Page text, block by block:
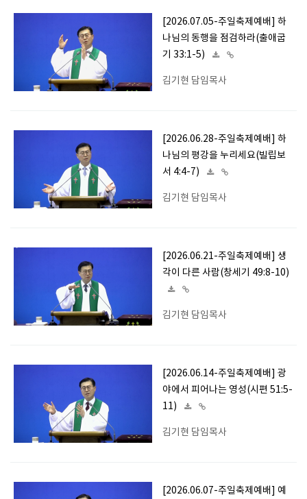
[2026.07.05-주일축제예배] 하
나님의 동행을 점검하라(출애굽
기 33:1-5)
김기현 담임목사
[2026.06.28-주일축제예배] 하
나님의 평강을 누리세요(빌립보
서 4:4-7)
김기현 담임목사
[2026.06.21-주일축제예배] 생
각이 다른 사람(창세기 49:8-10)
김기현 담임목사
[2026.06.14-주일축제예배] 광
야에서 피어나는 영성(시편 51:5-
11)
김기현 담임목사
[2026.06.07-주일축제예배] 예